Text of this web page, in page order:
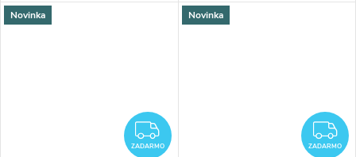
Novinka
ZADARMO
ZADARMO
Novinka
ZADARMO